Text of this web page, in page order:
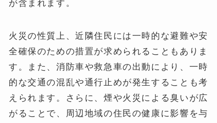
が含まれます。
火災の性質上、近隣住民には一時的な避難や安
全確保のための措置が求められることもありま
す。また、消防車や救急車の出動により、一時
的な交通の混乱や通行止めが発生することも考
えられます。さらに、煙や火災による臭いが広
がることで、周辺地域の住民の健康に影響を与